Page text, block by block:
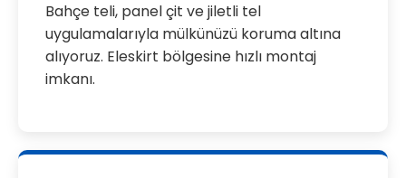
Bahçe teli, panel çit ve jiletli tel
uygulamalarıyla mülkünüzü koruma altına
alıyoruz. Eleskirt bölgesine hızlı montaj
imkanı.